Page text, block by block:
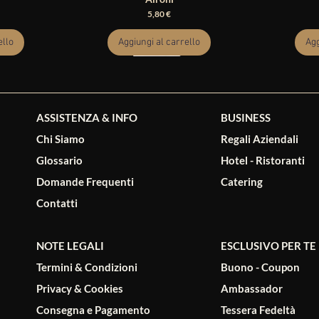
Prezzo
5,80 €
Aggiungi al carrello
Brachetto
Cocchi
Langhe Arneis Sibilla DOC 2025 -
Riso
Scremato
- Erbalatte
Riso Rosso Integrale 1Kg - Gli Aironi
Salty
ASSISTENZA & INFO
Chi Siamo
Glossario
Domande Frequenti
Contatti
NOTE LEGALI
Termini & Condizioni
Privacy & Cookies
Consegna e Pagamento
BUSINESS
Regali Aziendali
Hotel - Ristoranti
Catering
ESCLUSIVO PER TE
Buono - Coupon
Ambassador
Tessera Fedeltà